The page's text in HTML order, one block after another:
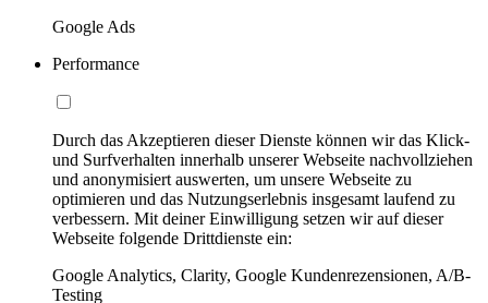
Google Ads
Performance
Durch das Akzeptieren dieser Dienste können wir das Klick-
und Surfverhalten innerhalb unserer Webseite nachvollziehen
und anonymisiert auswerten, um unsere Webseite zu
optimieren und das Nutzungserlebnis insgesamt laufend zu
verbessern. Mit deiner Einwilligung setzen wir auf dieser
Webseite folgende Drittdienste ein:
Google Analytics, Clarity, Google Kundenrezensionen, A/B-
Testing